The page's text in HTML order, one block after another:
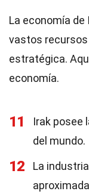
La economía de
vastos
estratégica.
economía.
11
Irak posee
del mundo.
12
La